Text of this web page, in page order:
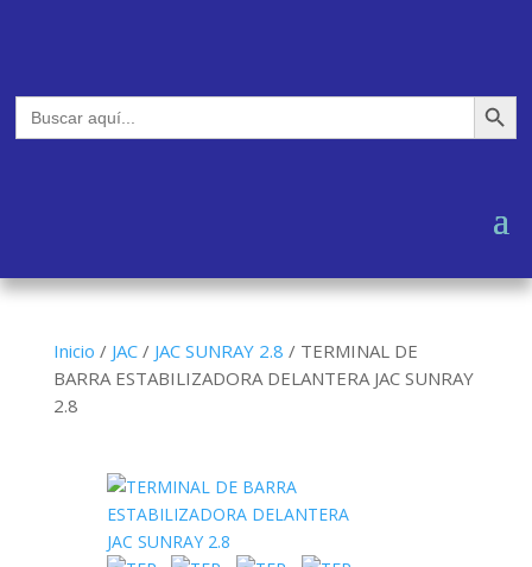
Buscar: Botón de
Inicio / JAC/ JAC SUNRAY 2.8 / TERMINAL DE
BARRA ESTABILIZADORA DELANTERA JAC SUNRAY
2.8